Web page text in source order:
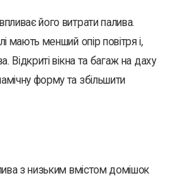
його витрати палива.
мають менший опір повітря і,
Відкриті вікна та багаж на даху
форму та збільшити
з низьким вмістом домішок